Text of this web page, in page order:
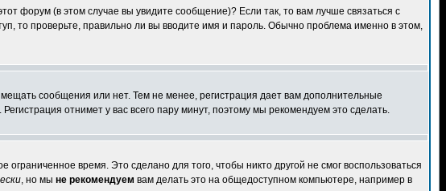
форум (в этом случае вы увидите сообщение)? Если так, то вам лучше связаться с
то проверьте, правильно ли вы вводите имя и пароль. Обычно проблема именно в этом,
сообщения или нет. Тем не менее, регистрация дает вам дополнительные
отнимет у вас всего пару минут, поэтому мы рекомендуем это сделать.
время. Это сделано для того, чтобы никто другой не смог воспользоваться
, но мы не рекомендуем вам делать это на общедоступном компьютере, например в